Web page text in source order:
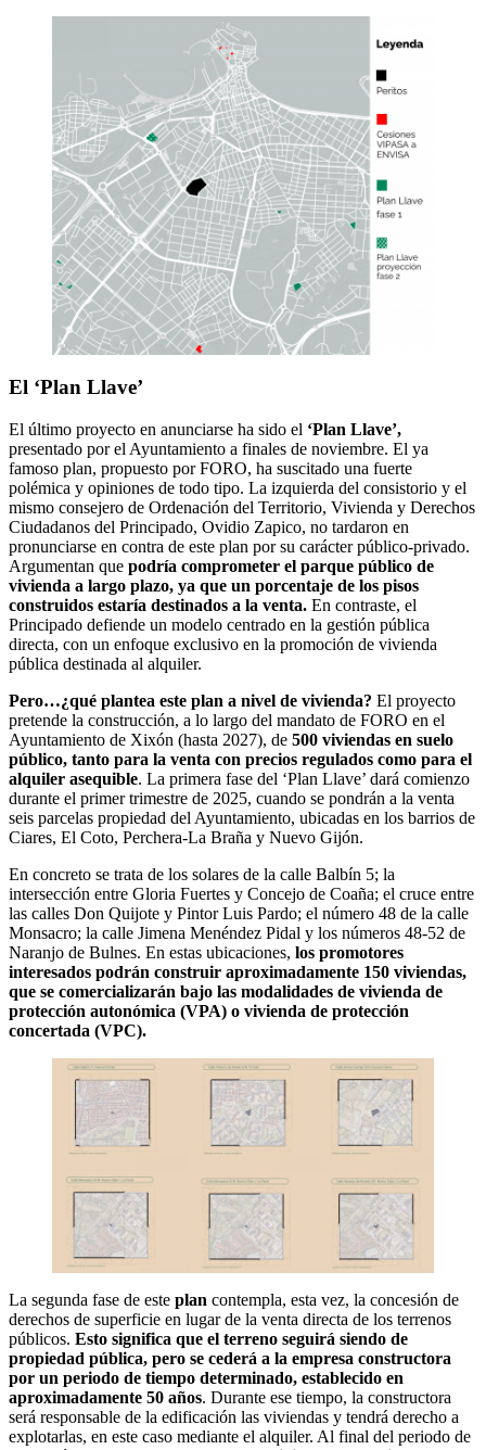
El ‘Plan Llave’
El último proyecto en anunciarse ha sido el ‘Plan Llave’,
presentado por el Ayuntamiento a finales de noviembre. El ya
famoso plan, propuesto por FORO, ha suscitado una fuerte
polémica y opiniones de todo tipo. La izquierda del consistorio y el
mismo consejero de Ordenación del Territorio, Vivienda y Derechos
Ciudadanos del Principado, Ovidio Zapico, no tardaron en
pronunciarse en contra de este plan por su carácter público-privado.
Argumentan que podría comprometer el parque público de
vivienda a largo plazo, ya que un porcentaje de los pisos
construidos estaría destinados a la venta. En contraste, el
Principado defiende un modelo centrado en la gestión pública
directa, con un enfoque exclusivo en la promoción de vivienda
pública destinada al alquiler.
Pero…¿qué plantea este plan a nivel de vivienda? El proyecto
pretende la construcción, a lo largo del mandato de FORO en el
Ayuntamiento de Xixón (hasta 2027), de 500 viviendas en suelo
público, tanto para la venta con precios regulados como para el
alquiler asequible. La primera fase del ‘Plan Llave’ dará comienzo
durante el primer trimestre de 2025, cuando se pondrán a la venta
seis parcelas propiedad del Ayuntamiento, ubicadas en los barrios de
Ciares, El Coto, Perchera-La Braña y Nuevo Gijón.
En concreto se trata de los solares de la calle Balbín 5; la
intersección entre Gloria Fuertes y Concejo de Coaña; el cruce entre
las calles Don Quijote y Pintor Luis Pardo; el número 48 de la calle
Monsacro; la calle Jimena Menéndez Pidal y los números 48-52 de
Naranjo de Bulnes. En estas ubicaciones, los promotores
interesados podrán construir aproximadamente 150 viviendas,
que se comercializarán bajo las modalidades de vivienda de
protección autonómica (VPA) o vivienda de protección
concertada (VPC).
La segunda fase de este plan contempla, esta vez, la concesión de
derechos de superficie en lugar de la venta directa de los terrenos
públicos. Esto significa que el terreno seguirá siendo de
propiedad pública, pero se cederá a la empresa constructora
por un periodo de tiempo determinado, establecido en
aproximadamente 50 años. Durante ese tiempo, la constructora
será responsable de la edificación las viviendas y tendrá derecho a
explotarlas, en este caso mediante el alquiler. Al final del periodo de